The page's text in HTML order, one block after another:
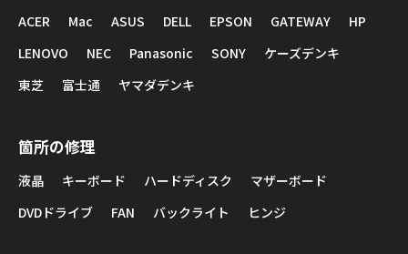
ACER Mac ASUS DELL EPSON GATEWAY
HP
LENOVO
NEC Panasonic SONY
ケーズデンキ
東芝
富士通 ヤマダデンキ
箇所の修理
液晶 キーボード ハードディスク
マザーボード
DVDドライブ
FAN バックライト ヒンジ